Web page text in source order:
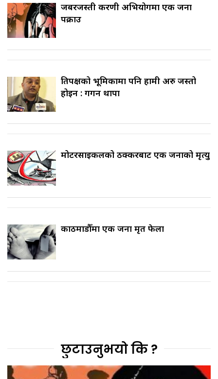
जबरजस्ती करणी अभियोगमा एक जना
पक्राउ
प्रतिपक्षको भूमिकामा पनि हामी अरु जस्तो
होइन : गगन थापा
मोटरसाइकलको ठक्करबाट एक जनाको मृत्यु
काठमाडौँमा एक जना मृत फेला
छुटाउनुभयो कि ?